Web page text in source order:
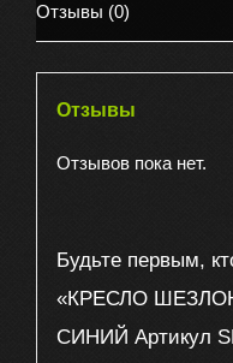
Артикул
Отзывы (0)
Отзывы
Отзывов пока нет.
Будьте первым,
«КРЕСЛО
СИНИЙ Артикул